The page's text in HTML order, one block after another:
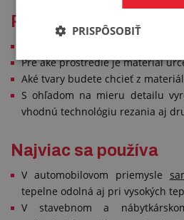
Poradíme aké
Pre aké prostredie je materiál
Aké tvary budete chcieť z
S ohľadom na mieru detailu
vhodnú technológiu rezania aj
Najviac sa používa
V automobilovom priemysle
tepelne odolná aj pri vysokých
V stavebnom a
PRISPÔSOBIŤ